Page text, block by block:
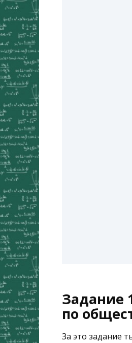
Задание
по
За это задание